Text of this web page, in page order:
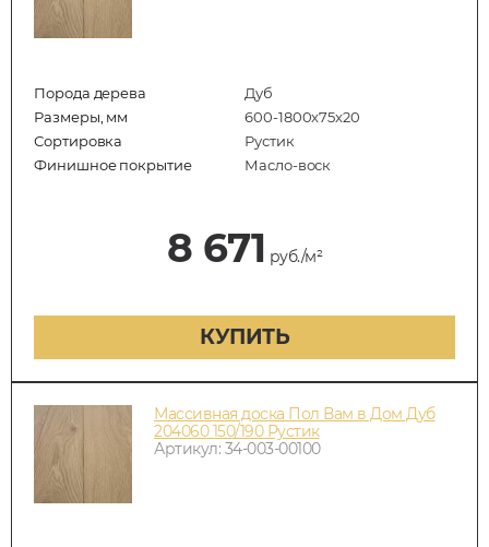
Порода дерева
Дуб
Размеры, мм
600-1800x75x20
Сортировка
Рустик
Финишное покрытие
Масло-воск
8 671 руб./м²
КУПИТЬ
Массивная доска Пол Вам в Дом Дуб
204060 150/190 Рустик
Артикул: 34-003-00100